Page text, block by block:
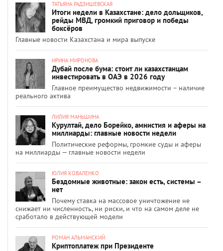
ТАТЬЯНА РАДЗИШЕВСКАЯ
Итоги недели в Казахстане: дело дольщиков,
рейды МВД, громкий приговор и победы
боксёров
Главные новости Казахстана и мира выпуске
ИРИНА МИРОНОВА
Дубай после бума: стоит ли казахстанцам
инвестировать в ОАЭ в 2026 году
Главное преимущество недвижимости – наличие
реального актива
ЛИЛИЯ МАНЬШИНА
Курултай, дело Борейко, амнистия и аферы на
миллиарды: главные новости недели
Политические реформы, громкие суды и аферы
на миллиарды — главные новости недели
ЮЛИЯ КОВАЛЕНКО
Бездомные животные: закон есть, системы –
нет
Почему ставка на массовое уничтожение не
снижает ни численность, ни риски, и что на самом деле не
сработало в действующей модели
РОМАН АЛЬМАНСКИЙ
Криптоплатеж при Президенте